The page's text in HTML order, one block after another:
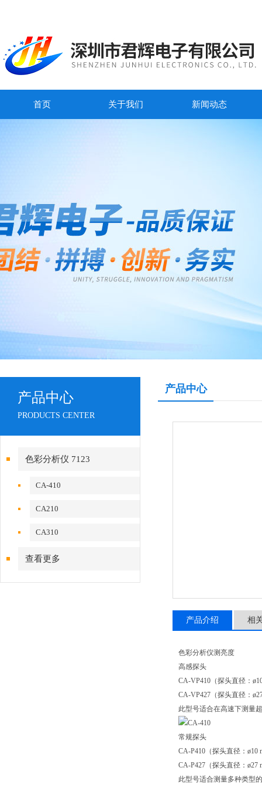
首页 关于我们 新闻动态
产品中心
PRODUCTS CENTER
色彩分析仪 7123
CA-410
CA210
CA310
查看更多
产品中心
产品介绍 相
色彩分析仪测亮度
高感探头
CA-VP410（探头直径：
CA-VP427（探头直径：
此型号适合在高速下测量
常规探头
CA-P410（探头直径：ø10
CA-P427（探头直径：ø27
此型号适合测量多种类型